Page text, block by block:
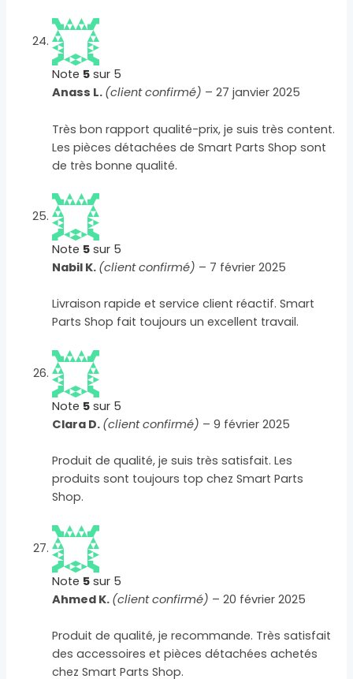
Note 5 sur 5
Anass L. (client confirmé) – 27 janvier 2025
Très bon rapport qualité-prix, je suis très content.
Les pièces détachées de Smart Parts Shop sont
de très bonne qualité.
Note 5 sur 5
Nabil K. (client confirmé) – 7 février 2025
Livraison rapide et service client réactif. Smart
Parts Shop fait toujours un excellent travail.
Note 5 sur 5
Clara D. (client confirmé) – 9 février 2025
Produit de qualité, je suis très satisfait. Les
produits sont toujours top chez Smart Parts
Shop.
Note 5 sur 5
Ahmed K. (client confirmé) – 20 février 2025
Produit de qualité, je recommande. Très satisfait
des accessoires et pièces détachées achetés
chez Smart Parts Shop.